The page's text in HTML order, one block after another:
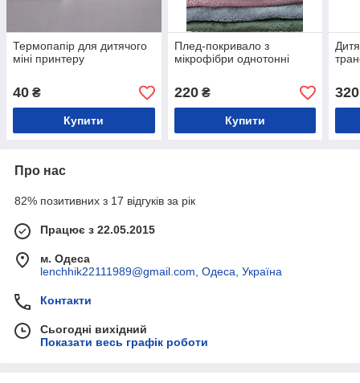
Термопапір для дитячого
міні принтеру
40 ₴
Купити
Плед-покривало з
мікрофібри однотонні
220₴
Купити
320
Про нас
82% позитивних з 17 відгуків за рік
Працює з 22.05.2015
м. Одеса
lenchhik22111989@gmail.com, Одеса, Україна
Контакти
Сьогодні вихідний
Показати весь графік роботи